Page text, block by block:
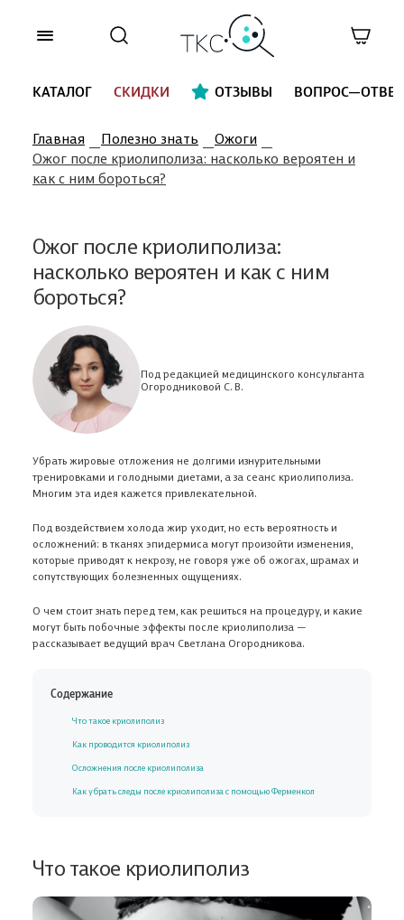
КАТАЛОГ СКИДКИ ОТЗЫВЫ ВОПРОС—ОТВЕТ
Главная Полезно знать
Ожоги
Ожог после криолиполиза: насколько вероятен и
как с ним бороться?
Ожог после криолиполиза:
насколько вероятен и как с ним
бороться?
Под редакцией медицинского консультанта
Огородниковой С. В.
Убрать жировые отложения не долгими изнурительными
тренировками и голодными диетами, а за сеанс криолиполиза.
Многим эта идея кажется привлекательной.
Под воздействием холода жир уходит, но есть вероятность и
осложнений: в тканях эпидермиса могут произойти изменения,
которые приводят к некрозу, не говоря уже об ожогах, шрамах и
сопутствующих болезненных ощущениях.
О чем стоит знать перед тем, как решиться на процедуру, и какие
могут быть побочные эффекты после криолиполиза —
рассказывает ведущий врач Светлана Огородникова.
Содержание
Что такое криолиполиз
Как проводится криолиполиз
Осложнения после криолиполиза
Как убрать следы после криолиполиза с помощью Ферменкол
Что такое криолиполиз